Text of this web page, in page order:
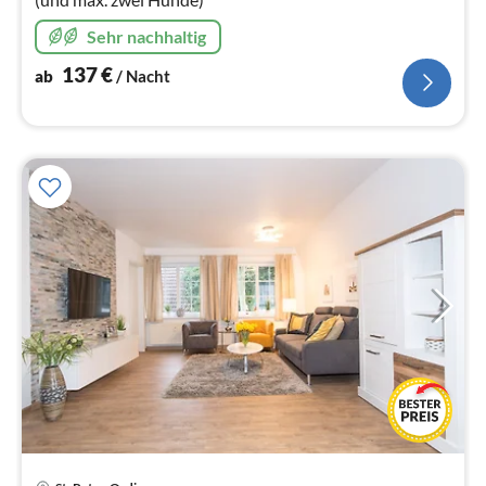
Sehr nachhaltig
ab 137€/ Nacht